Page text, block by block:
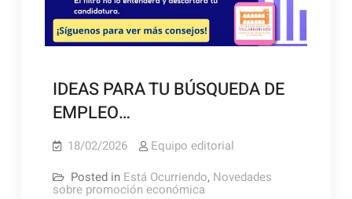
IDEAS PARA TU BÚSQUEDA DE
EMPLEO…
18/02/2026
Equipo editorial
Posted in Está Ocurriendo, Novedades
sobre promoción económica